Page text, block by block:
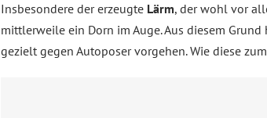
Insbesondere der erzeugte Lärm, der wohl vor
mittlerweile ein Dorn im Auge. Aus diesem
gezielt gegen Autoposer vorgehen. Wie diese